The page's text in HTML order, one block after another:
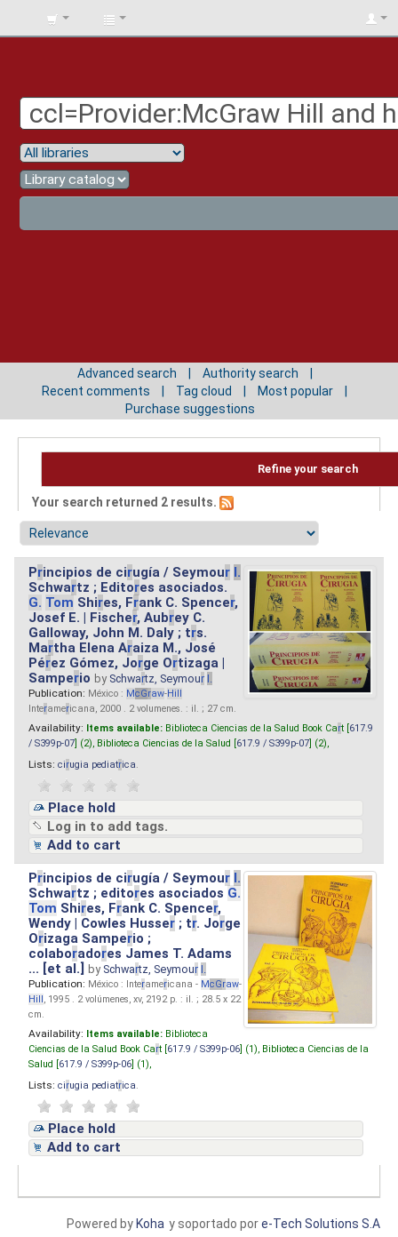
BIBLIOTECA
Advanced search
Authority search
Recent comments
Tag cloud
Most popular
Purchase suggestions
Refine your search
Your search returned 2 results.
Principios de cirugía / Seymour I.
Schwartz ; Editores asociados.
G. Tom Shires, Frank C. Spencer,
Josef E. | Fischer, Aubrey C.
Galloway, John M. Daly ; trs.
Martha Elena Araiza M., José
Pérez Gómez, Jorge Ortizaga |
Samperio by Schwartz, Seymour I.
Publication: México : McGraw-Hill
Interamericana, 2000 . 2 volumenes. : il. ; 27 cm.
Availability: Items available: Biblioteca Ciencias de la Salud Book Cart [ 617.9
/ S399p-07 ] (2), Biblioteca Ciencias de la Salud [ 617.9 / S399p-07 ] (2),
Lists: cirugia pediatrica
Place hold
Log in to add tags.
Add to cart
Principios de cirugía / Seymour I.
Schwartz ; editores asociados G.
Tom Shires, Frank C. Spencer,
Wendy | Cowles Husser ; tr. Jorge
Orizaga Samperio ;
colaboradores James T. Adams
... [et al.]by Schwartz, Seymour I.
Publication: México : Interamericana - McGraw-
Hill, 1995 . 2 volúmenes, xv, 2192 p. : il. ; 28.5 x 22
cm.
Availability: Items available: Biblioteca
Ciencias de la Salud Book Cart [ 617.9 / S399p-06 ] (1), Biblioteca Ciencias de la
Salud [ 617.9 / S399p-06 ] (1),
Lists: cirugia pediatrica
Place hold
Add to cart
y soportado pore-Tech Solutions S.A
Powered by Koha